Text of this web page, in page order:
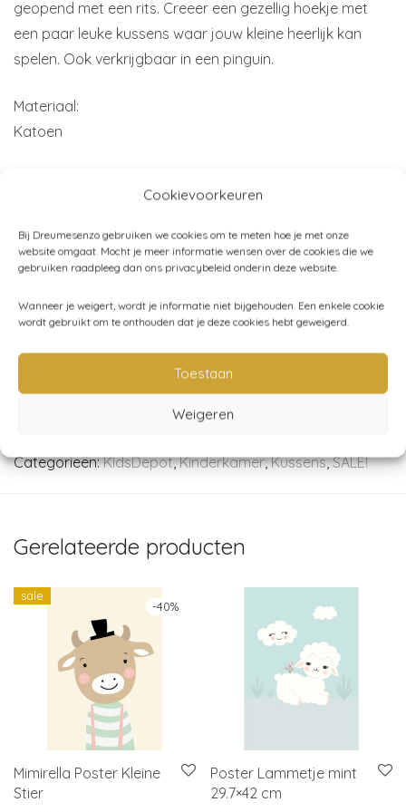
Cookievoorkeuren
Bij Dreumesenzo gebruiken we cookies om te meten hoe je met onze
website omgaat. Mocht je meer informatie wensen over de cookies die we
gebruiken raadpleeg dan ons privacybeleid onderin deze website.
Wanneer je weigert, wordt je informatie niet bijgehouden. Een enkele cookie
wordt gebruikt om te onthouden dat je deze cookies hebt geweigerd.
Toestaan
Weigeren
geopend met een rits. Creeer een gezellig hoekje met
een paar leuke kussens waar jouw kleine heerlijk kan
spelen. Ook verkrijgbaar in een pinguin.
Materiaal:
Katoen
Grijs/Off white/zwart
Afmetingen:
Ø50 cm
Merk:
Kidsdepot
Categorieën:KidsDepot,Kinderkamer,Kussens,SALE!
Gerelateerde producten
-40%
sale
Mimirella Poster Kleine
Stier
Poster Lammetje mint
29.7×42 cm